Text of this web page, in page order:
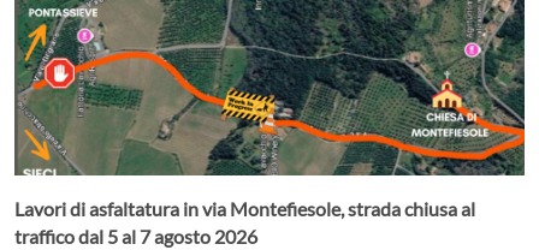
Lavori di asfaltatura in via Montefiesole, strada chiusa al
traffico dal 5 al 7 agosto 2026